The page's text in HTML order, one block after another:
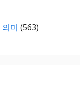
미 (563)